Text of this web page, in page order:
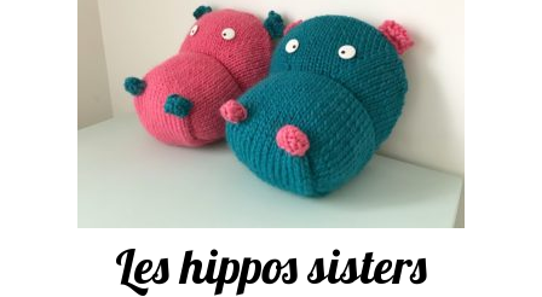
Les hippos sisters